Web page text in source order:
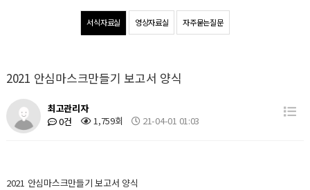
서식자료실 영상자료실 자주묻는질문
2021 안심마스크만들기 보고서 양식
최고관리자
0건
1,759회 21-04-01 01:03
2021 안심마스크만들기 보고서 양식